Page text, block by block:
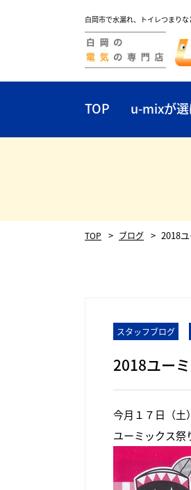
白岡市で水漏れ、トイレつまり
TOP u-mixが
TOP ブログ 2018
スタッフブログ
2018ユー
今月１７日（土
ユーミックス祭